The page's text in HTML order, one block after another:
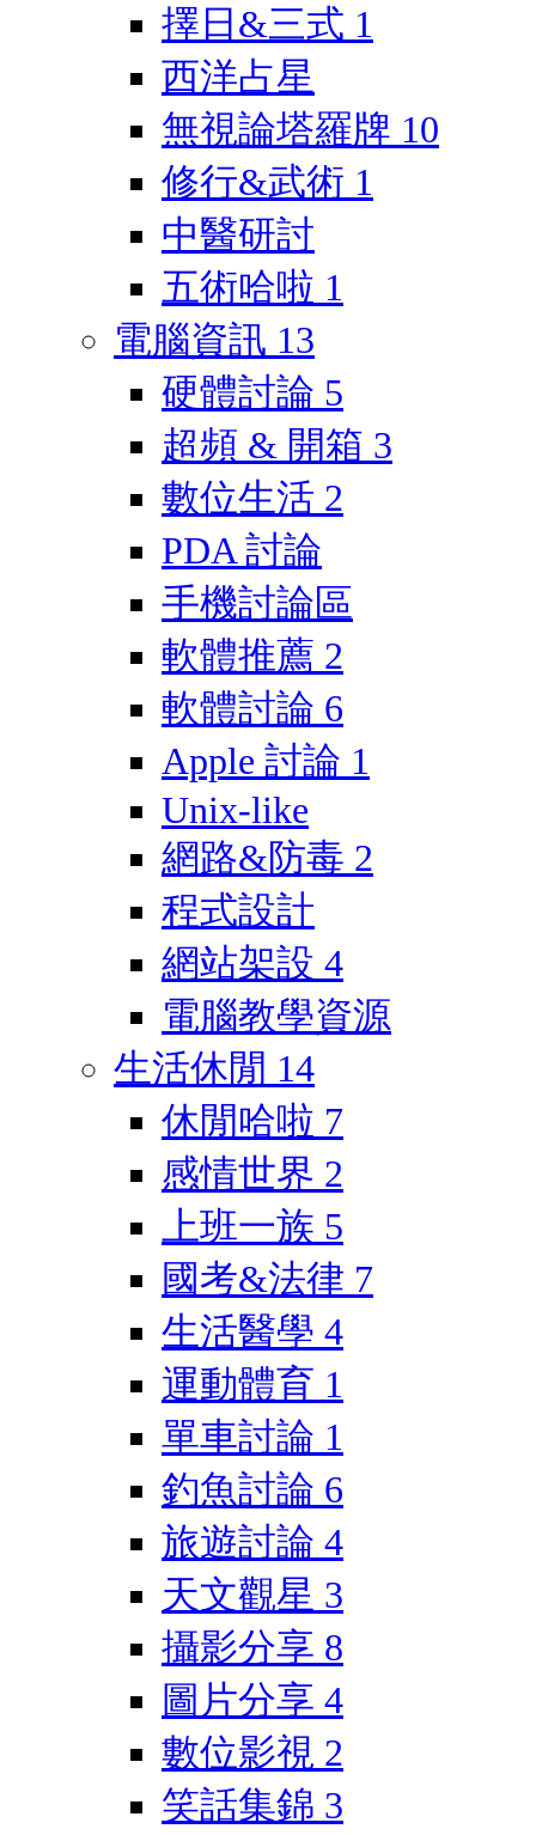
擇日&三式 1
西洋占星
無視論塔羅牌 10
修行&武術 1
中醫研討
五術哈啦 1
電腦資訊 13
硬體討論 5
超頻 & 開箱 3
數位生活 2
PDA 討論
手機討論區
軟體推薦 2
軟體討論 6
Apple 討論 1
Unix-like
網路&防毒 2
程式設計
網站架設 4
電腦教學資源
生活休閒 14
休閒哈啦 7
感情世界 2
上班一族 5
國考&法律 7
生活醫學 4
運動體育 1
單車討論 1
釣魚討論 6
旅遊討論 4
天文觀星 3
攝影分享 8
圖片分享 4
數位影視 2
笑話集錦 3